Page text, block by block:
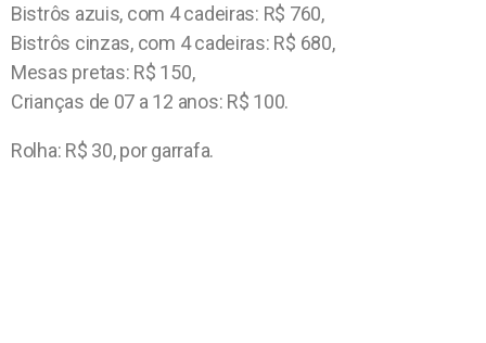
Bistrôs azuis, com 4 cadeiras: R$ 760,
Bistrôs cinzas, com 4 cadeiras: R$ 680,
Mesas pretas: R$ 150,
Crianças de 07 a 12 anos: R$ 100.
Rolha: R$ 30, por garrafa.